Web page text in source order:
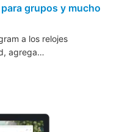
grupos y mucho
a los relojes
agrega…